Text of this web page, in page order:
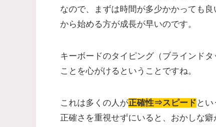
なので、まずは時間が多少かかっても
から始める方が成長が早いのです。
キーボードのタイピング（ブラインド
ことを心がけるということですね。
これは多くの人が正確性⇒スピード と
正確さを重視せずにいると、おかしな